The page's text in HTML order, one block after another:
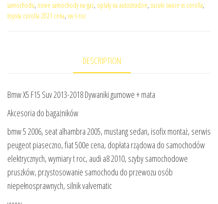
samochodu, nowe samochody na gaz, oplaty na autostradzie, suzuki swace vs corolla,
toyota corolla 2021 cena, vw t-roc
DESCRIPTION
Bmw X5 F15 Suv 2013-2018 Dywaniki gumowe + mata
Akcesoria do bagażników
bmw 5 2006, seat alhambra 2005, mustang sedan, isofix montaż, serwis
peugeot piaseczno, fiat 500e cena, dopłata rządowa do samochodów
elektrycznych, wymiary t roc, audi a8 2010, szyby samochodowe
pruszków, przystosowanie samochodu do przewozu osób
niepełnosprawnych, silnik valvematic